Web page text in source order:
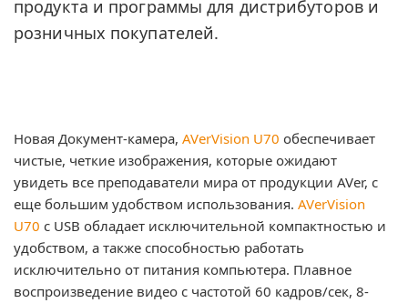
продукта и программы для дистрибуторов и
розничных покупателей.
Новая Документ-камера, AVerVision U70 обеспечивает
чистые, четкие изображения, которые ожидают
увидеть все преподаватели мира от продукции AVer, с
еще большим удобством использования. AVerVision
U70 с USB обладает исключительной компактностью и
удобством, а также способностью работать
исключительно от питания компьютера. Плавное
воспроизведение видео с частотой 60 кадров/сек, 8-